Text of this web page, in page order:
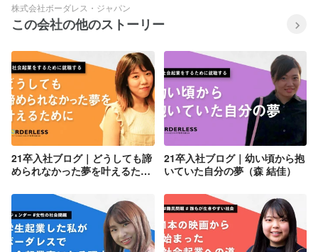
株式会社ボーダレス・ジャパン
この会社の他のストーリー
21卒入社ブログ｜どうしても諦
められなかった夢を叶えるため
21卒入社ブログ｜幼い頃から抱
いていた自分の夢（森 結佳）